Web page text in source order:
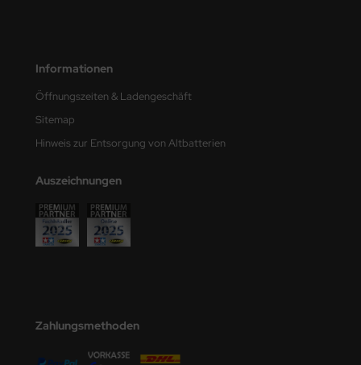
Informationen
Öffnungszeiten & Ladengeschäft
Sitemap
Hinweis zur Entsorgung von Altbatterien
Auszeichnungen
Zahlungsmethoden
Hobby
Model